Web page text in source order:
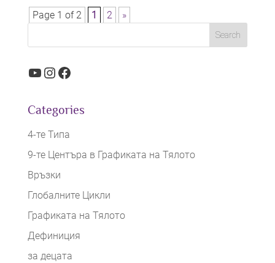
Page 1 of 2 1 2 »
YouTube
Instagram
Facebook
Categories
4-те Типа
9-те Центъра в Графиката на Тялото
Връзки
Глобалните Цикли
Графиката на Тялото
Дефиниция
за децата